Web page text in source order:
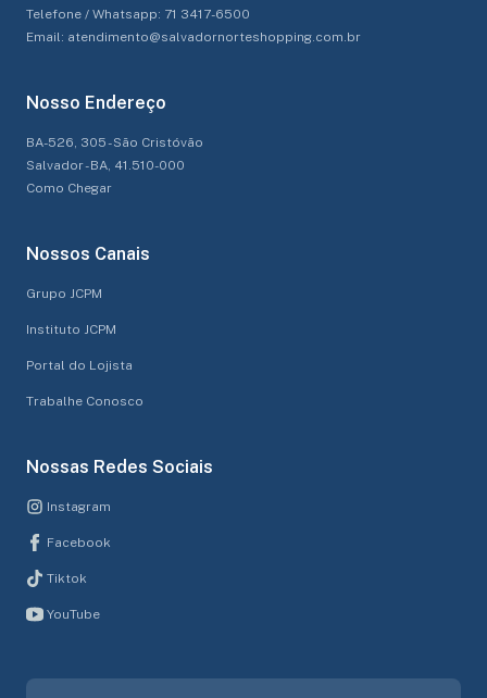
Telefone / Whatsapp: 71 3417-6500
Email: atendimento@salvadornorteshopping.com.br
Nosso Endereço
BA-526, 305 - São Cristóvão
Salvador - BA, 41.510-000
Como Chegar
Nossos Canais
Grupo JCPM
Instituto JCPM
Portal do Lojista
Trabalhe Conosco
Nossas Redes Sociais
Instagram
Facebook
Tiktok
YouTube